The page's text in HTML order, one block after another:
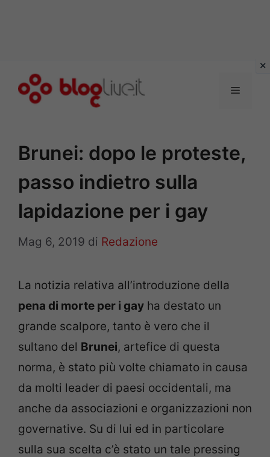
Menu
Brunei: dopo le proteste,
passo indietro sulla
lapidazione per i gay
Mag 6, 2019 di Redazione
La notizia relativa all’introduzione della
pena di morte per i gay ha destato un
grande scalpore, tanto è vero che il
sultano del Brunei, artefice di questa
norma, è stato più volte chiamato in causa
da molti leader di paesi occidentali, ma
anche da associazioni e organizzazioni non
governative. Su di lui ed in particolare
sulla sua scelta c’è stato un tale pressing